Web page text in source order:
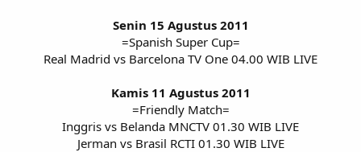
Senin 15 Agustus 2011
=Spanish Super Cup=
Real Madrid vs Barcelona TV One 04.00 WIB LIVE
Kamis 11 Agustus 2011
=Friendly Match=
Inggris vs Belanda MNCTV 01.30 WIB LIVE
Jerman vs Brasil RCTI 01.30 WIB LIVE